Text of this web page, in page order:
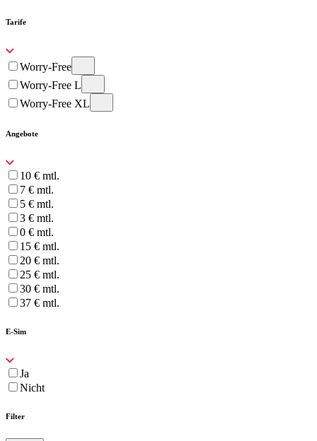
Tarife
Worry-Free
Worry-Free L
Worry-Free XL
Angebote
10 € mtl.
7 € mtl.
5 € mtl.
3 € mtl.
0 € mtl.
15 € mtl.
20 € mtl.
25 € mtl.
30 € mtl.
37 € mtl.
E-Sim
Ja
Nicht
Filter